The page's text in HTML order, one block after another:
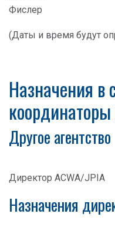
Фислер
(Даты и время будут
Назначения в
Другое агентство
Директор ACWA/JPIA
Назначения